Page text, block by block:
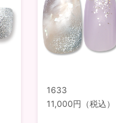
1633
11,000円（税込）